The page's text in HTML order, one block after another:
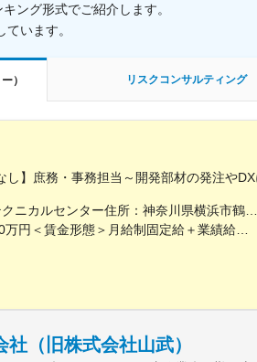
ング形式でご紹介します。
います。
） リスクコンサルティング
し】庶務・事務担当～開発部材の発注や
（旧株式会社山武）